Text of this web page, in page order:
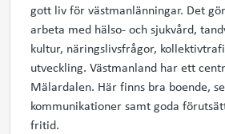
gott liv för västmanlänningar. Det
arbeta med hälso- och sjukvård,
kultur, näringslivsfrågor,
utveckling. Västmanland har ett
Mälardalen. Här finns bra boende,
kommunikationer samt goda
fritid.